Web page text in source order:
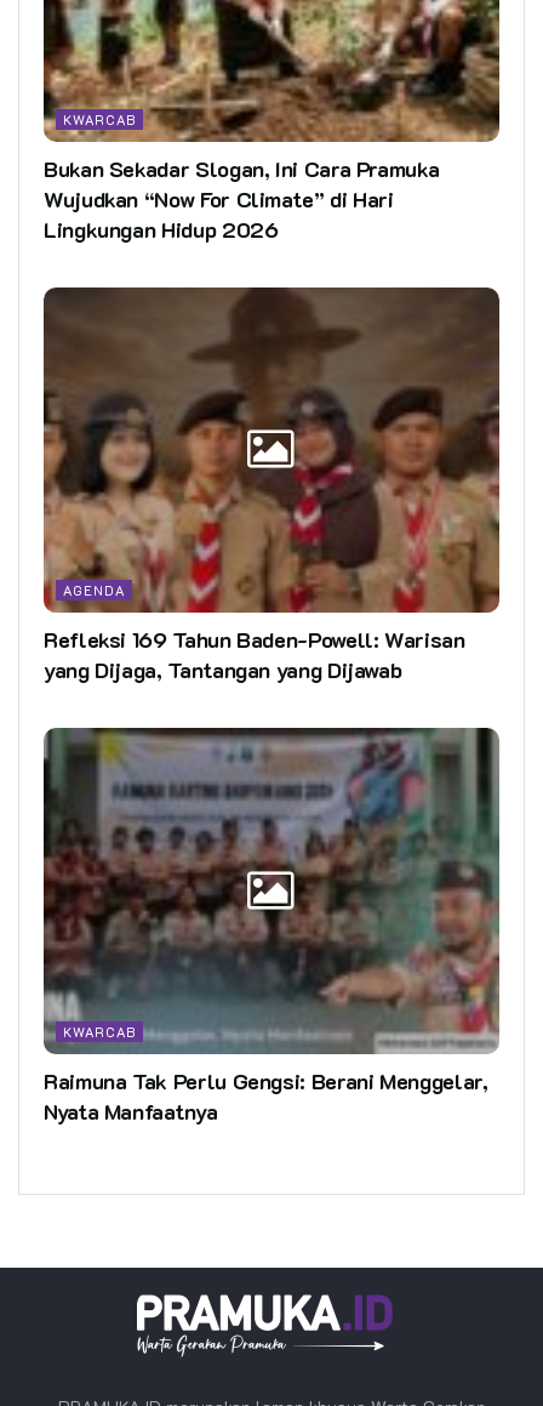
KWARCAB
Bukan Sekadar Slogan, Ini Cara Pramuka
Wujudkan “Now For Climate” di Hari
Lingkungan Hidup 2026
AGENDA
Refleksi 169 Tahun Baden-Powell: Warisan
yang Dijaga, Tantangan yang Dijawab
KWARCAB
Raimuna Tak Perlu Gengsi: Berani Menggelar,
Nyata Manfaatnya